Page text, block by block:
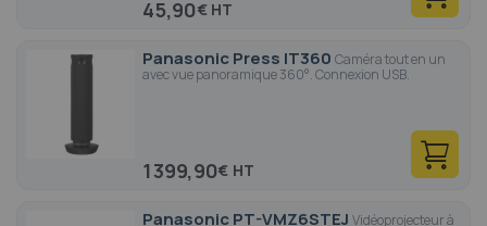
45,90€
Panasonic Press IT360 Caméra tout en un
avec vue panoramique 360°. Connexion USB.
1 399,90€
Panasonic PT-VMZ6STEJ Vidéoprojecteur à